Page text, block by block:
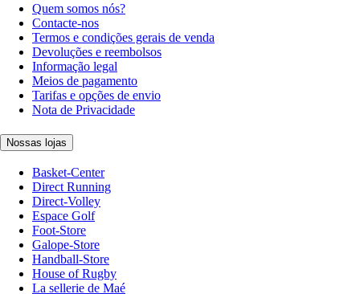
Quem somos nós?
Contacte-nos
Termos e condições gerais de venda
Devoluções e reembolsos
Informação legal
Meios de pagamento
Tarifas e opções de envio
Nota de Privacidade
Nossas lojas
Basket-Center
Direct Running
Direct-Volley
Espace Golf
Foot-Store
Galope-Store
Handball-Store
House of Rugby
La sellerie de Maé